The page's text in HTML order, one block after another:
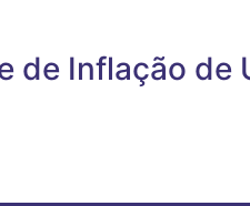
de Inflação de